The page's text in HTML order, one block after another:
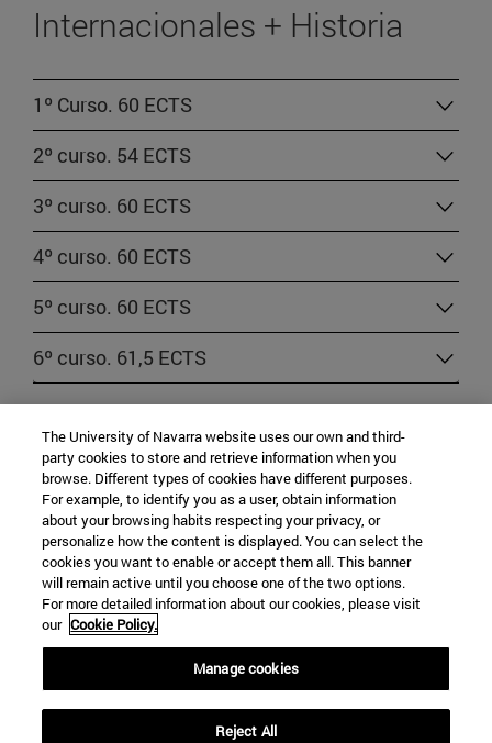
Internacionales + Historia
1º Curso. 60 ECTS
2º curso. 54 ECTS
3º curso. 60 ECTS
4º curso. 60 ECTS
5º curso. 60 ECTS
6º curso. 61,5 ECTS
Normativa específica de la Facultad de Derecho
Campus Universitario
The University of Navarra website uses our own and third-
party cookies to store and retrieve information when you
browse. Different types of cookies have different purposes.
For example, to identify you as a user, obtain information
about your browsing habits respecting your privacy, or
personalize how the content is displayed. You can select the
cookies you want to enable or accept them all. This banner
will remain active until you choose one of the two options.
For more detailed information about our cookies, please visit
our Cookie Policy.
Manage cookies
Reject All